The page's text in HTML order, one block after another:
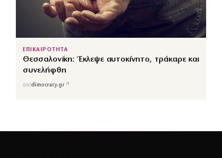
ΕΠΙΚΑΙΡΟΤΗΤΑ
Θεσσαλονίκη: Έκλεψε αυτοκίνητο, τράκαρε και
συνελήφθη
απόdimocracy.gr↗